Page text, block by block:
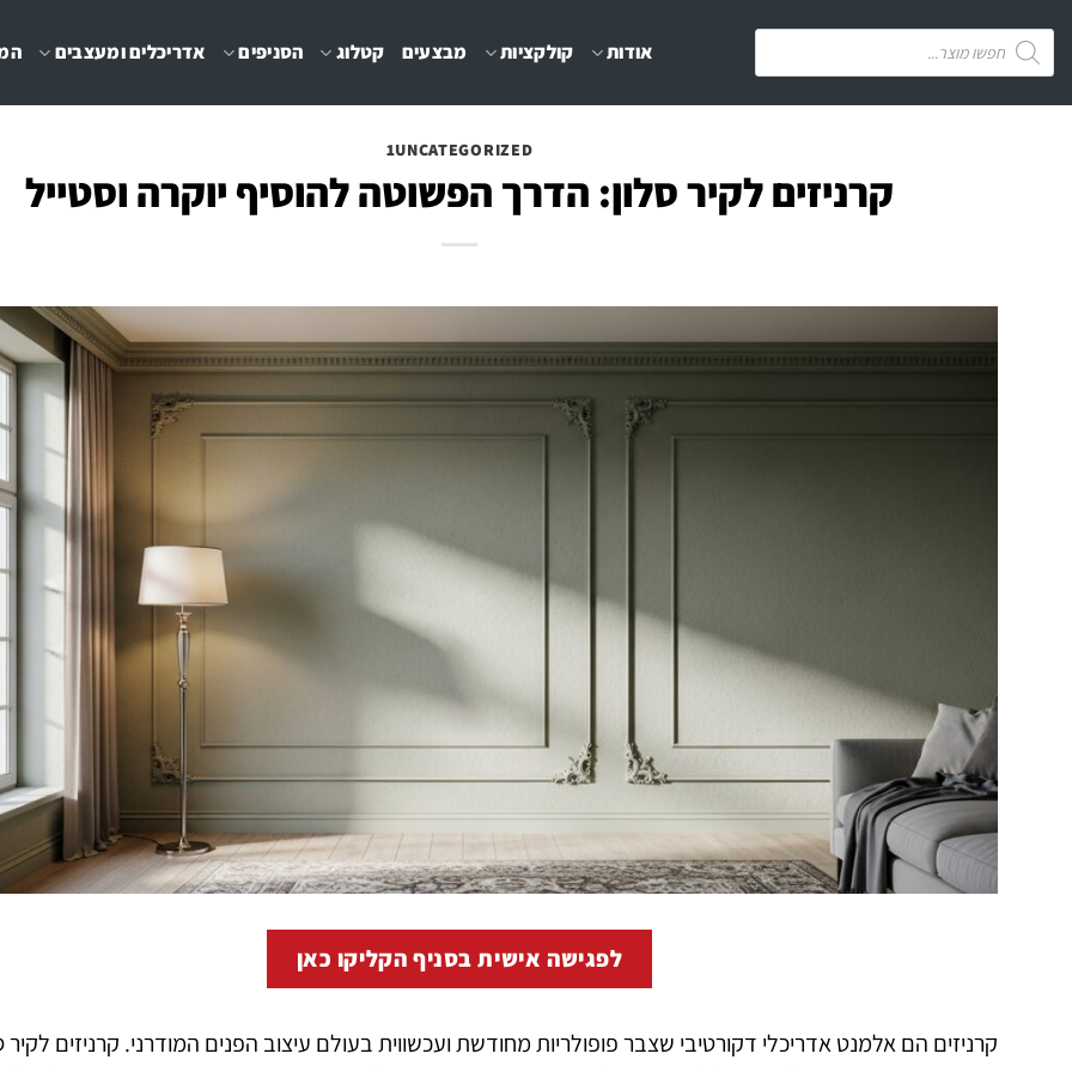
אודות קולקציות מבצעים קטלוג הסניפים אדריכלים ומעצבים
Products
search
1UNCATEGORIZED
קרניזים לקיר סלון: הדרך הפשוטה להוסיף יוקרה וסטייל
לפגישה אישית בסניף הקליקו כאן
קרניזים הם אלמנט אדריכלי דקורטיבי שצבר פופולריות מחודשת ועכשווית בעולם עיצוב הפנים המודרני. קרניזים לקיר